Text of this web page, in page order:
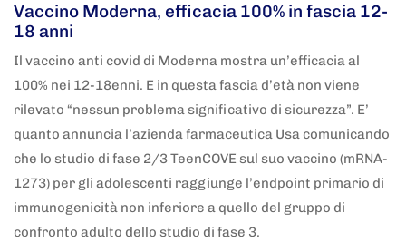
Vaccino Moderna, efficacia 100% in fascia 12-
18 anni
Il vaccino anti covid di Moderna mostra un’efficacia al
100% nei 12-18enni. E in questa fascia d’età non viene
rilevato “nessun problema significativo di sicurezza”. E’
quanto annuncia l’azienda farmaceutica Usa comunicando
che lo studio di fase 2/3 TeenCOVE sul suo vaccino (mRNA-
1273) per gli adolescenti raggiunge l’endpoint primario di
immunogenicità non inferiore a quello del gruppo di
confronto adulto dello studio di fase 3.